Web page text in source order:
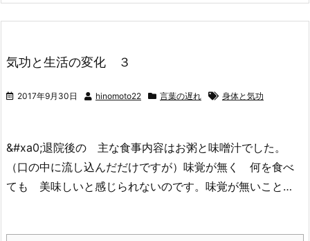
気功と生活の変化 ３
2017年9月30日 hinomoto22 言葉の遅れ 身体と気功
&#xa0;退院後の 主な食事内容はお粥と味噌汁でした。
（口の中に流し込んだだけですが）味覚が無く 何を食べ
ても 美味しいと感じられないのです。味覚が無いこと…